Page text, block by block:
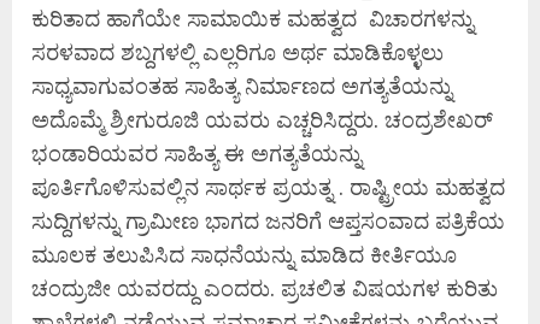
ಕುರಿತಾದ ಹಾಗೆಯೇ ಸಾಮಾಯಿಕ ಮಹತ್ವದ ವಿಚಾರಗಳನ್ನು
ಸರಳವಾದ ಶಬ್ದಗಳಲ್ಲಿ ಎಲ್ಲರಿಗೂ ಅರ್ಥ ಮಾಡಿಕೊಳ್ಳಲು
ಸಾಧ್ಯವಾಗುವಂತಹ ಸಾಹಿತ್ಯ ನಿರ್ಮಾಣದ ಅಗತ್ಯತೆಯನ್ನು
ಅದೊಮ್ಮೆ ಶ್ರೀಗುರೂಜಿ ಯವರು ಎಚ್ಚರಿಸಿದ್ದರು. ಚಂದ್ರಶೇಖರ್
ಭಂಡಾರಿಯವರ ಸಾಹಿತ್ಯ ಈ ಅಗತ್ಯತೆಯನ್ನು
ಪೂರ್ತಿಗೊಳಿಸುವಲ್ಲಿನ ಸಾರ್ಥಕ ಪ್ರಯತ್ನ . ರಾಷ್ಟ್ರೀಯ ಮಹತ್ವದ
ಸುದ್ದಿಗಳನ್ನು ಗ್ರಾಮೀಣ ಭಾಗದ ಜನರಿಗೆ ಆಪ್ತಸಂವಾದ ಪತ್ರಿಕೆಯ
ಮೂಲಕ ತಲುಪಿಸಿದ ಸಾಧನೆಯನ್ನು ಮಾಡಿದ ಕೀರ್ತಿಯೂ
ಚಂದ್ರುಜೀ ಯವರದ್ದು ಎಂದರು. ಪ್ರಚಲಿತ ವಿಷಯಗಳ ಕುರಿತು